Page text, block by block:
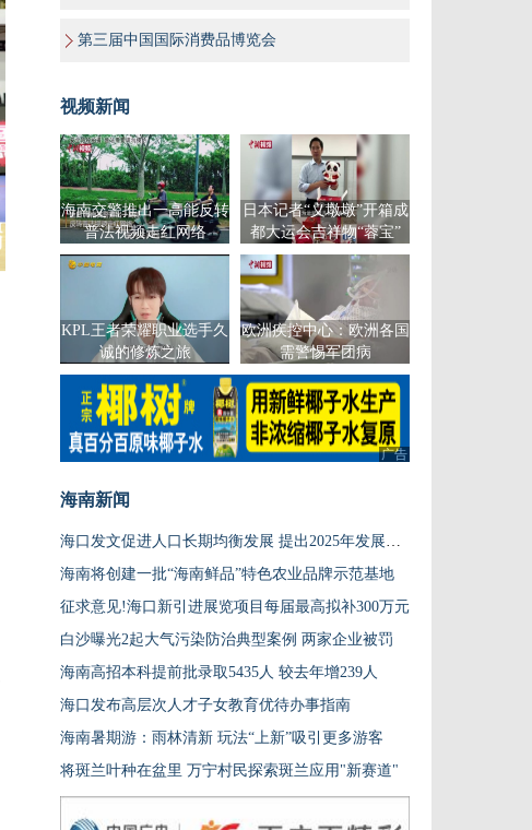
第三届中国国际消费品博览会
视频新闻
海南交警推出一高能反转
普法视频走红网络
日本记者“义墩墩”开箱成
都大运会吉祥物“蓉宝”
KPL王者荣耀职业选手久
诚的修炼之旅
欧洲疾控中心：欧洲各国
需警惕军团病
广告
海南新闻
海口发文促进人口长期均衡发展 提出2025年发展目标
海南将创建一批“海南鲜品”特色农业品牌示范基地
征求意见!海口新引进展览项目每届最高拟补300万元
白沙曝光2起大气污染防治典型案例 两家企业被罚
海南高招本科提前批录取5435人 较去年增239人
海口发布高层次人才子女教育优待办事指南
海南暑期游：雨林清新 玩法“上新”吸引更多游客
将斑兰叶种在盆里 万宁村民探索斑兰应用"新赛道"